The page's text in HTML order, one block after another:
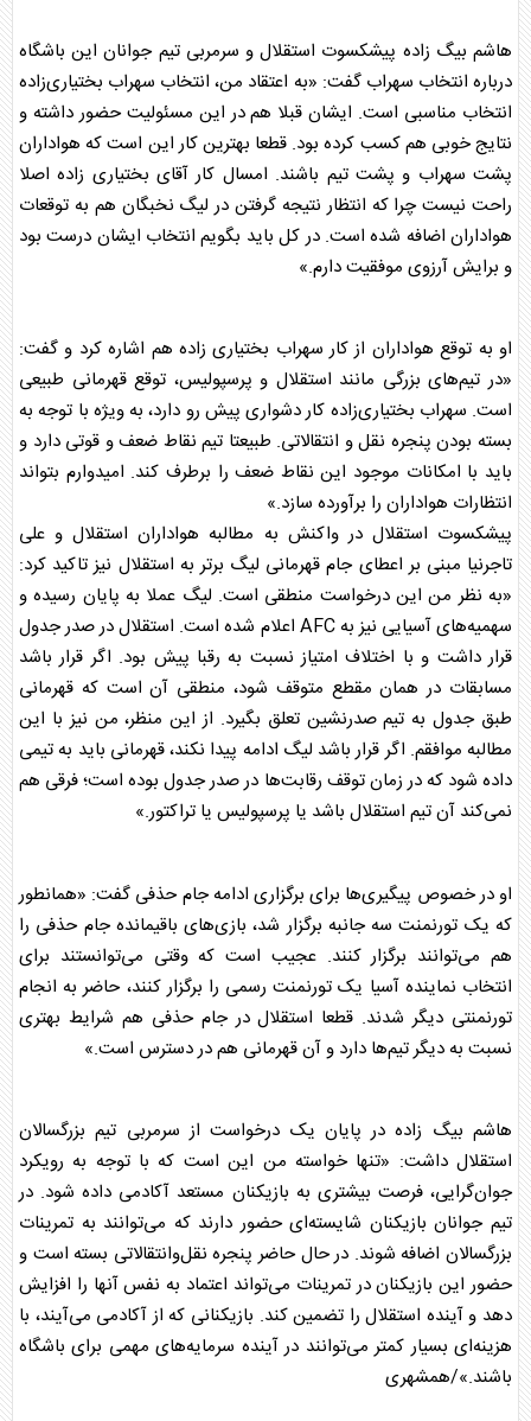
هاشم بیگ زاده پیشکسوت استقلالو سرمربی تیم جوانان این باشگاه
درباره انتخاب سهراب گفت: «به اعتقاد من، انتخاب سهراب بختیاری‌زاده
انتخاب مناسبی است. ایشان قبلا هم در این مسئولیت حضور داشته و
نتایج خوبی هم کسب کرده بود. قطعا بهترین کار این است که هواداران
پشت سهراب و پشت تیم باشند. امسال کار آقای بختیاری زاده اصلا
راحت نیست چرا که انتظار نتیجه گرفتن در لیگ نخبگان هم به توقعات
هواداران اضافه شده است. در کل باید بگویم انتخاب ایشان درست بود
و برایش آرزوی موفقیت دارم.»
او به توقع هواداران از کار سهراب بختیاری ‌زاده هم اشاره کرد و گفت:
«در تیم‌های بزرگی مانند استقلال و پرسپولیس، توقع قهرمانی طبیعی
است. سهراب بختیاری‌زاده کار دشواری پیش رو دارد، به ‌ویژه با توجه به
بسته بودن پنجره نقل‌ و انتقالاتی. طبیعتا تیم نقاط ضعف و قوتی دارد و
باید با امکانات موجود این نقاط ضعف را برطرف کند. امیدوارم بتواند
انتظارات هواداران را برآورده سازد.»
پیشکسوت استقلال در واکنش به مطالبه هواداران استقلالو علی
تاجرنیا مبنی بر اعطای جام قهرمانی لیگ برتر به استقلال نیز تاکید کرد:
«به نظر من این درخواست منطقی است. لیگ عملا به پایان رسیده و
سهمیه‌های آسیایی نیز به AFC اعلام شده است.
استقلالدر صدر جدول
قرار داشت و با اختلاف امتیاز نسبت به رقبا پیش بود. اگر قرار باشد
مسابقات در همان مقطع متوقف شود، منطقی آن است که قهرمانی
طبق جدول به تیم صدرنشین تعلق بگیرد. از این منظر، من نیز با این
مطالبه موافقم. اگر قرار باشد لیگ ادامه پیدا نکند، قهرمانی باید به تیمی
داده شود که در زمان توقف رقابت‌ها در صدر جدول بوده است؛ فرقی هم
نمی‌کند آن تیم استقلال باشد یا پرسپولیس یا تراکتور.»
او در خصوص پیگیری‌ها برای برگزاری ادامه جام حذفی گفت: «همانطور
که یک تورنمنت سه جانبه برگزار شد، بازی‌های باقیمانده جام حذفی را
هم می‌توانند برگزار کنند. عجیب است که وقتی می‌توانستند برای
انتخاب نماینده آسیا یک تورنمنت رسمی را برگزار کنند، حاضر به انجام
تورنمنتی دیگر شدند. قطعا استقلالدر جام حذفی هم شرایط بهتری
نسبت به دیگر تیم‌ها دارد و آن قهرمانی هم در دسترس است.»
هاشم بیگ زاده در پایان یک درخواست از سرمربی تیم بزرگسالان
استقلال داشت: «تنها خواسته من این است که با توجه به رویکرد
جوان‌گرایی، فرصت بیشتری به بازیکنان مستعد آکادمی داده شود. در
تیم جوانان بازیکنان شایسته‌ای حضور دارند که می‌توانند به تمرینات
بزرگسالان اضافه شوند. در حال حاضر پنجره نقل‌وانتقالاتی بسته است و
حضور این بازیکنان در تمرینات می‌تواند اعتماد به ‌نفس آنها را افزایش
دهد و آینده استقلالرا تضمین کند. بازیکنانی که از آکادمی می‌آیند، با
هزینه‌ای بسیار کمتر می‌توانند در آینده سرمایه‌های مهمی برای باشگاه
باشند.»/همشهری